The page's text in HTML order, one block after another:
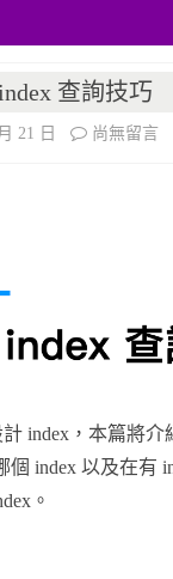
content
查詢技巧
21 日 在
index
詢
技
尚無留言
index，本篇將介
個 index 以及在有
。